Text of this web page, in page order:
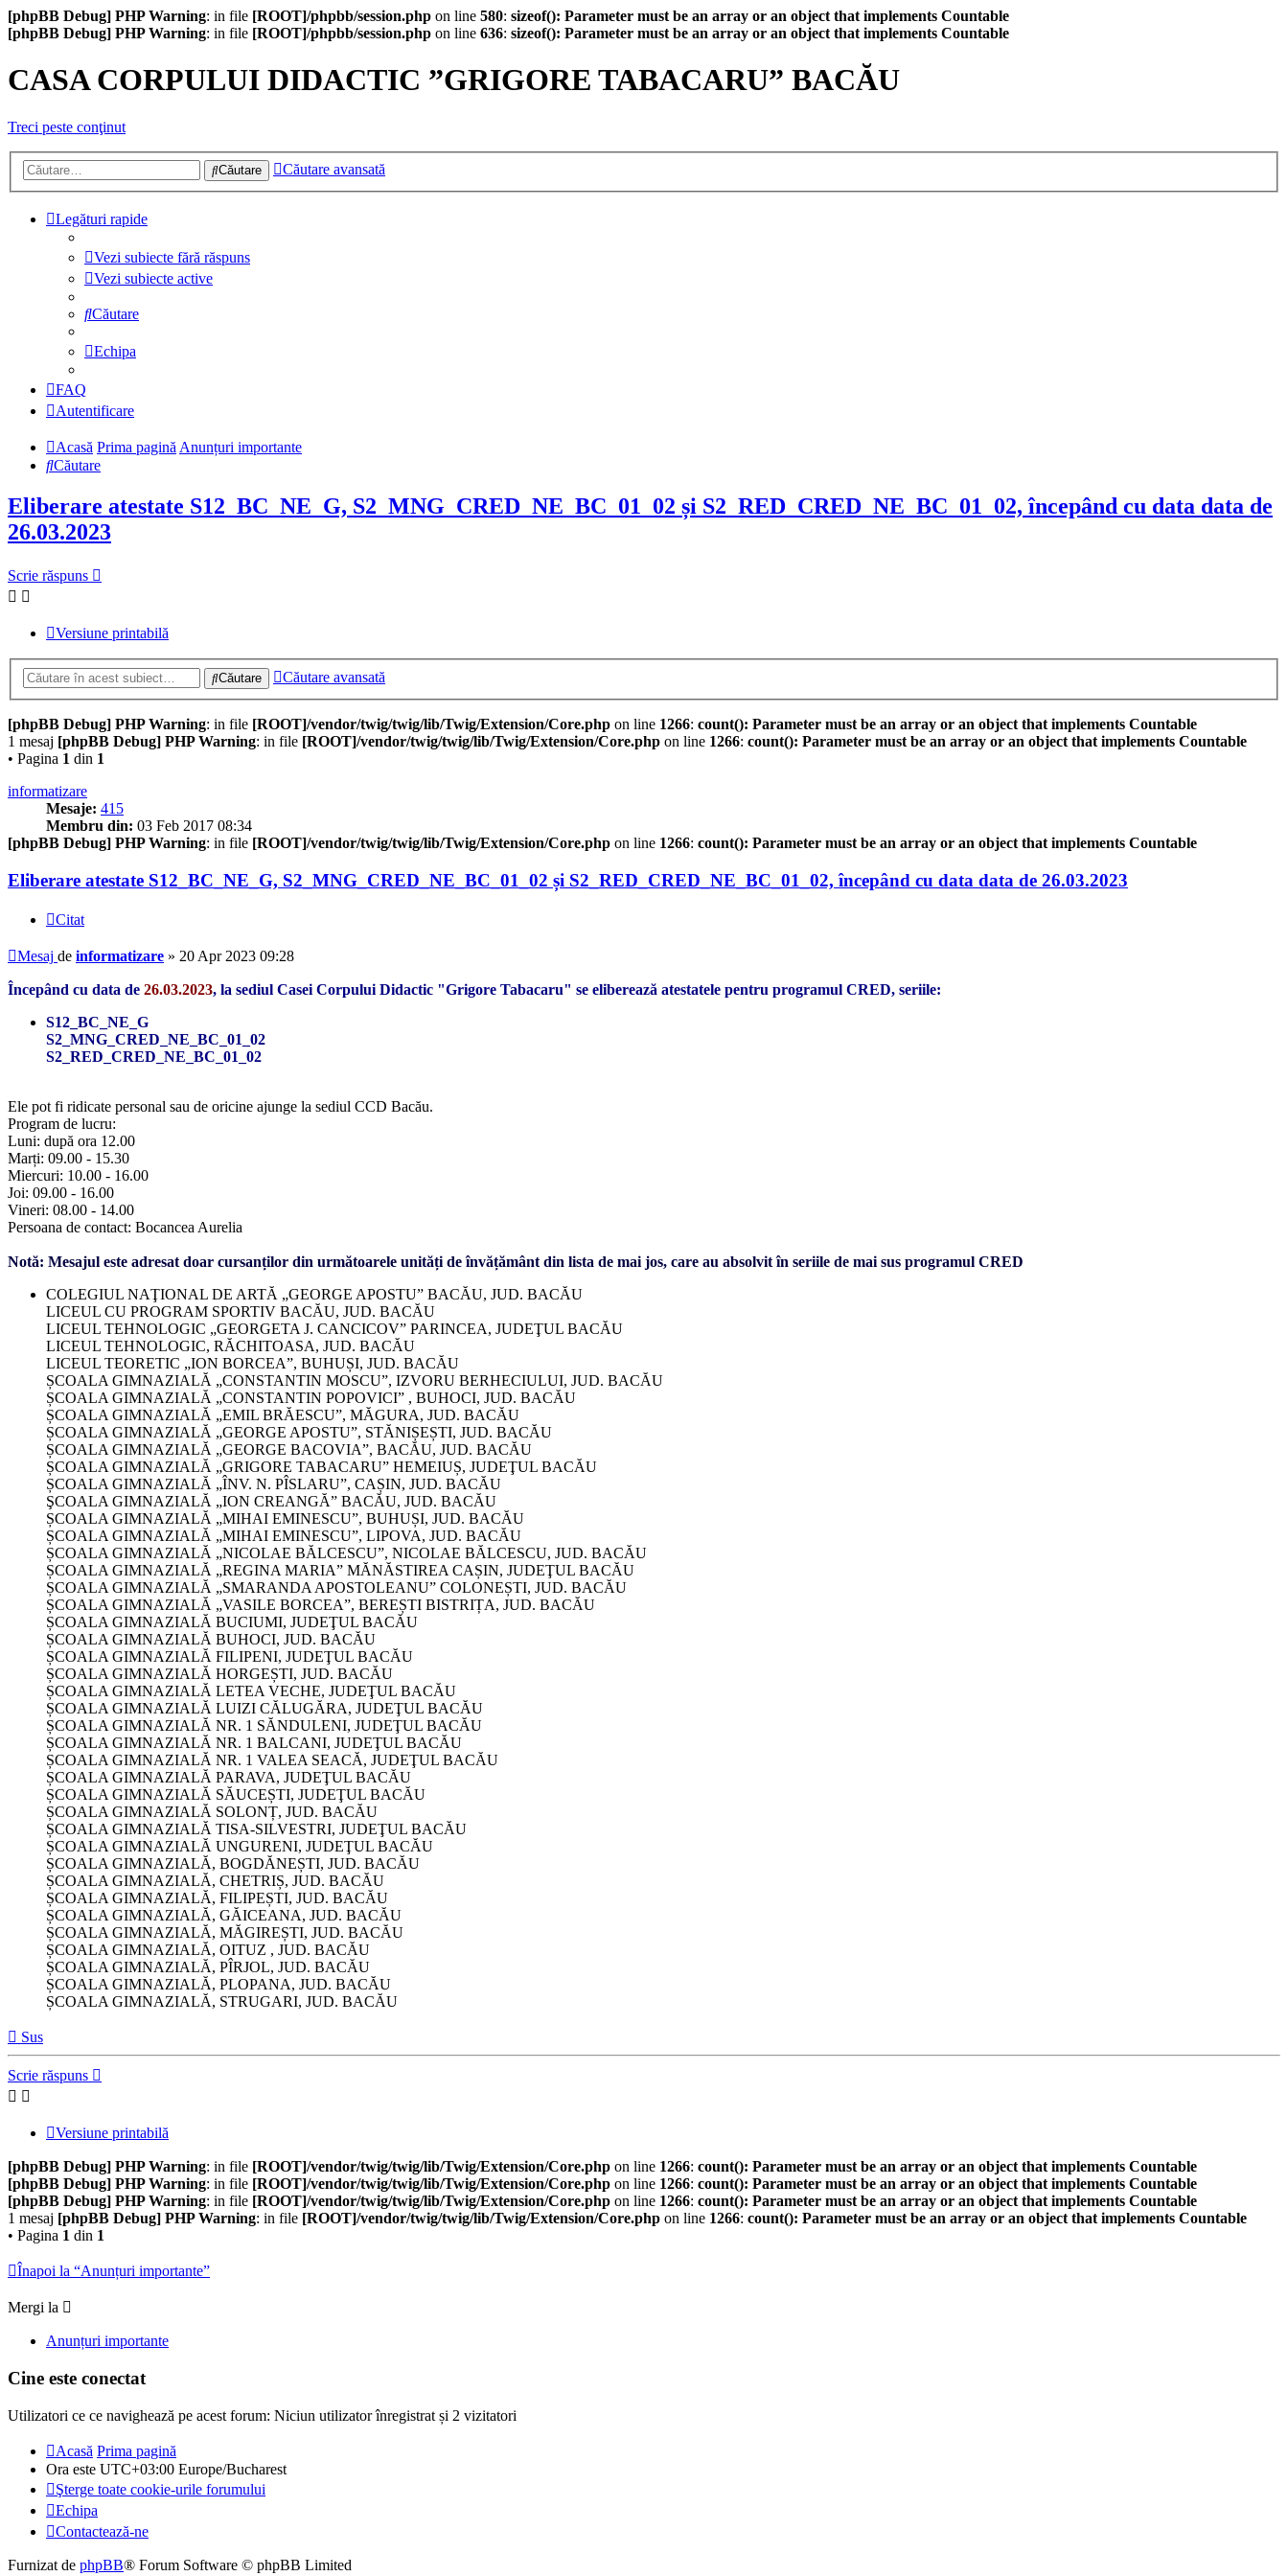
[phpBB Debug] PHP Warning: in file [ROOT]/phpbb/session.php on line 580: sizeof(): Parameter must be an array or an object that implements Countable
[phpBB Debug] PHP Warning: in file [ROOT]/phpbb/session.php on line 636: sizeof(): Parameter must be an array or an object that implements Countable
CASA CORPULUI DIDACTIC ”GRIGORE TABACARU” BACĂU
Treci peste conţinut
Căutare Căutare avansată
Legături rapide
Vezi subiecte fără răspuns
Vezi subiecte active
Căutare
Echipa
FAQ
Autentificare
Acasă Prima paginăAnunțuri importante
Căutare
Eliberare atestate S12_BC_NE_G, S2_MNG_CRED_NE_BC_01_02 și S2_RED_CRED_NE_BC_01_02, începând cu data data de
26.03.2023
Scrie răspuns
Versiune printabilă
Căutare Căutare avansată
[phpBB Debug] PHP Warning: in file [ROOT]/vendor/twig/twig/lib/Twig/Extension/Core.php on line 1266: count(): Parameter must be an array or an object that implements Countable
1 mesaj [phpBB Debug] PHP Warning: in file [ROOT]/vendor/twig/twig/lib/Twig/Extension/Core.php on line 1266: count(): Parameter must be an array or an object that implements Countable
• Pagina 1 din 1
informatizare
Mesaje: 415
Membru din: 03 Feb 2017 08:34
[phpBB Debug] PHP Warning: in file [ROOT]/vendor/twig/twig/lib/Twig/Extension/Core.php on line 1266: count(): Parameter must be an array or an object that implements Countable
Eliberare atestate S12_BC_NE_G, S2_MNG_CRED_NE_BC_01_02 și S2_RED_CRED_NE_BC_01_02, începând cu data data de 26.03.2023
Citat
Mesaj de informatizare » 20 Apr 2023 09:28
Începând cu data de 26.03.2023, la sediul Casei Corpului Didactic "Grigore Tabacaru" se eliberează atestatele pentru programul CRED, seriile:
S12_BC_NE_G
S2_MNG_CRED_NE_BC_01_02
S2_RED_CRED_NE_BC_01_02
Ele pot fi ridicate personal sau de oricine ajunge la sediul CCD Bacău.
Program de lucru:
Luni: după ora 12.00
Marți: 09.00 - 15.30
Miercuri: 10.00 - 16.00
Joi: 09.00 - 16.00
Vineri: 08.00 - 14.00
Persoana de contact: Bocancea Aurelia
Notă: Mesajul este adresat doar cursanților din următoarele unități de învățământ din lista de mai jos, care au absolvit în seriile de mai sus programul CRED
COLEGIUL NAŢIONAL DE ARTĂ „GEORGE APOSTU” BACĂU, JUD. BACĂU
LICEUL CU PROGRAM SPORTIV BACĂU, JUD. BACĂU
LICEUL TEHNOLOGIC „GEORGETA J. CANCICOV” PARINCEA, JUDEŢUL BACĂU
LICEUL TEHNOLOGIC, RĂCHITOASA, JUD. BACĂU
LICEUL TEORETIC „ION BORCEA”, BUHUȘI, JUD. BACĂU
ȘCOALA GIMNAZIALĂ „CONSTANTIN MOSCU”, IZVORU BERHECIULUI, JUD. BACĂU
ȘCOALA GIMNAZIALĂ „CONSTANTIN POPOVICI” , BUHOCI, JUD. BACĂU
ȘCOALA GIMNAZIALĂ „EMIL BRĂESCU”, MĂGURA, JUD. BACĂU
ȘCOALA GIMNAZIALĂ „GEORGE APOSTU”, STĂNIȘEȘTI, JUD. BACĂU
ȘCOALA GIMNAZIALĂ „GEORGE BACOVIA”, BACĂU, JUD. BACĂU
ȘCOALA GIMNAZIALĂ „GRIGORE TABACARU” HEMEIUȘ, JUDEŢUL BACĂU
ȘCOALA GIMNAZIALĂ „ÎNV. N. PÎSLARU”, CAȘIN, JUD. BACĂU
ŞCOALA GIMNAZIALĂ „ION CREANGĂ” BACĂU, JUD. BACĂU
ȘCOALA GIMNAZIALĂ „MIHAI EMINESCU”, BUHUȘI, JUD. BACĂU
ȘCOALA GIMNAZIALĂ „MIHAI EMINESCU”, LIPOVA, JUD. BACĂU
ȘCOALA GIMNAZIALĂ „NICOLAE BĂLCESCU”, NICOLAE BĂLCESCU, JUD. BACĂU
ȘCOALA GIMNAZIALĂ „REGINA MARIA” MĂNĂSTIREA CAȘIN, JUDEŢUL BACĂU
ȘCOALA GIMNAZIALĂ „SMARANDA APOSTOLEANU” COLONEȘTI, JUD. BACĂU
ȘCOALA GIMNAZIALĂ „VASILE BORCEA”, BEREȘTI BISTRIȚA, JUD. BACĂU
ȘCOALA GIMNAZIALĂ BUCIUMI, JUDEŢUL BACĂU
ȘCOALA GIMNAZIALĂ BUHOCI, JUD. BACĂU
ȘCOALA GIMNAZIALĂ FILIPENI, JUDEŢUL BACĂU
ȘCOALA GIMNAZIALĂ HORGEȘTI, JUD. BACĂU
ȘCOALA GIMNAZIALĂ LETEA VECHE, JUDEŢUL BACĂU
ȘCOALA GIMNAZIALĂ LUIZI CĂLUGĂRA, JUDEŢUL BACĂU
ȘCOALA GIMNAZIALĂ NR. 1 SĂNDULENI, JUDEŢUL BACĂU
ȘCOALA GIMNAZIALĂ NR. 1 BALCANI, JUDEŢUL BACĂU
ȘCOALA GIMNAZIALĂ NR. 1 VALEA SEACĂ, JUDEŢUL BACĂU
ȘCOALA GIMNAZIALĂ PARAVA, JUDEŢUL BACĂU
ȘCOALA GIMNAZIALĂ SĂUCEȘTI, JUDEŢUL BACĂU
ȘCOALA GIMNAZIALĂ SOLONȚ, JUD. BACĂU
ȘCOALA GIMNAZIALĂ TISA-SILVESTRI, JUDEŢUL BACĂU
ȘCOALA GIMNAZIALĂ UNGURENI, JUDEŢUL BACĂU
ȘCOALA GIMNAZIALĂ, BOGDĂNEȘTI, JUD. BACĂU
ȘCOALA GIMNAZIALĂ, CHETRIȘ, JUD. BACĂU
ȘCOALA GIMNAZIALĂ, FILIPEȘTI, JUD. BACĂU
ȘCOALA GIMNAZIALĂ, GĂICEANA, JUD. BACĂU
ȘCOALA GIMNAZIALĂ, MĂGIREȘTI, JUD. BACĂU
ȘCOALA GIMNAZIALĂ, OITUZ , JUD. BACĂU
ȘCOALA GIMNAZIALĂ, PÎRJOL, JUD. BACĂU
ȘCOALA GIMNAZIALĂ, PLOPANA, JUD. BACĂU
ȘCOALA GIMNAZIALĂ, STRUGARI, JUD. BACĂU
Sus
Scrie răspuns
Versiune printabilă
[phpBB Debug] PHP Warning: in file [ROOT]/vendor/twig/twig/lib/Twig/Extension/Core.php on line 1266: count(): Parameter must be an array or an object that implements Countable
[phpBB Debug] PHP Warning: in file [ROOT]/vendor/twig/twig/lib/Twig/Extension/Core.php on line 1266: count(): Parameter must be an array or an object that implements Countable
[phpBB Debug] PHP Warning: in file [ROOT]/vendor/twig/twig/lib/Twig/Extension/Core.php on line 1266: count(): Parameter must be an array or an object that implements Countable
1 mesaj [phpBB Debug] PHP Warning: in file [ROOT]/vendor/twig/twig/lib/Twig/Extension/Core.php on line 1266: count(): Parameter must be an array or an object that implements Countable
• Pagina 1 din 1
Înapoi la “Anunțuri importante”
Mergi la
Anunțuri importante
Cine este conectat
Utilizatori ce ce navighează pe acest forum: Niciun utilizator înregistrat și 2 vizitatori
Acasă Prima pagină
Ora este UTC+03:00 Europe/Bucharest
Şterge toate cookie-urile forumului
Echipa
Contactează-ne
Furnizat de phpBB® Forum Software © phpBB Limited